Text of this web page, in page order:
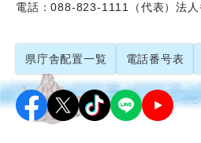
電話：088-823-1111（代表）法
県庁舎配置一覧 電話番号表